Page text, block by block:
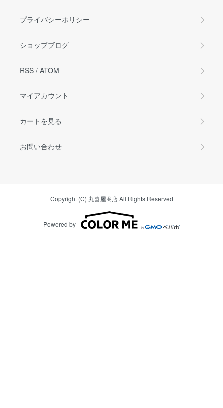
プライバシーポリシー
ショップブログ
RSS / ATOM
マイアカウント
カートを見る
お問い合わせ
Copyright (C) 丸喜屋商店 All Rights Reserved
Powered by